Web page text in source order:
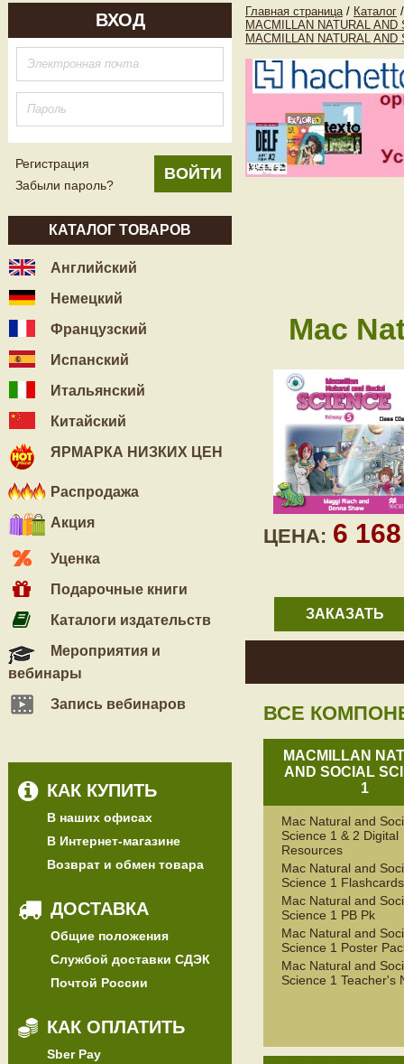
ВХОД
Регистрация
Забыли пароль?
КАТАЛОГ ТОВАРОВ
Английский
Немецкий
Французский
Испанский
Итальянский
Китайский
ЯРМАРКА НИЗКИХ ЦЕН
Распродажа
Акция
Уценка
Подарочные книги
Каталоги издательств
Мероприятия и
вебинары
Запись вебинаров
КАК КУПИТЬ
В наших офисах
В Интернет-магазине
Возврат и обмен товара
ДОСТАВКА
Общие положения
Службой доставки СДЭК
Почтой России
КАК ОПЛАТИТЬ
Sber Pay
Главная страница / Каталог /
MACMILLAN NATURAL
MACMILLAN NATURAL
Mac
ЦЕНА: 6
ЗАКАЗАТЬ
ВСЕ
MACMILLAN
AND SOCIAL
1
Mac Natural and
Science 1 & 2 Digital
Resources
Mac Natural and
Science 1 Flashcards
Mac Natural and
Science 1 PB Pk
Mac Natural and
Science 1 Poster
Mac Natural and
Science 1 Teacher's